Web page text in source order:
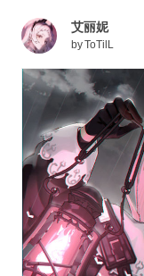
艾丽妮
byToTilL